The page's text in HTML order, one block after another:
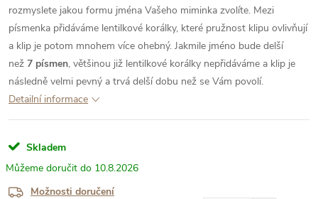
rozmyslete jakou formu jména Vašeho miminka zvolíte. Mezi
písmenka přidáváme lentilkové korálky, které pružnost klipu ovlivňují
a klip je potom mnohem více ohebný. Jakmile jméno bude delší
než 7 písmen, většinou již lentilkové korálky nepřidáváme a klip je
následně velmi pevný a trvá delší dobu než se Vám povolí.
Detailní informace
Skladem
10.8.2026
Možnosti doručení